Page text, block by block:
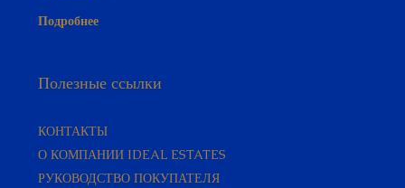
Подробнее
Полезные ссылки
КОНТАКТЫ
О КОМПАНИИ IDEAL ESTATES
РУКОВОДСТВО ПОКУПАТЕЛЯ​